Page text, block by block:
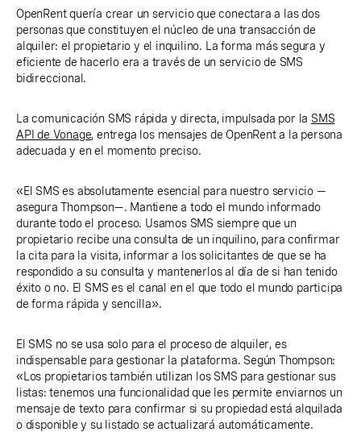
OpenRent quería crear un servicio que conectara a las dos
personas que constituyen el núcleo de una transacción de
alquiler: el propietario y el inquilino. La forma más segura y
eficiente de hacerlo era a través de un servicio de SMS
bidireccional.
La comunicación SMS rápida y directa, impulsada por la SMS
API de Vonage, entrega los mensajes de OpenRent a la persona
adecuada y en el momento preciso.
«El SMS es absolutamente esencial para nuestro servicio —
asegura Thompson—. Mantiene a todo el mundo informado
durante todo el proceso. Usamos SMS siempre que un
propietario recibe una consulta de un inquilino, para confirmar
la cita para la visita, informar a los solicitantes de que se ha
respondido a su consulta y mantenerlos al día de si han tenido
éxito o no. El SMS es el canal en el que todo el mundo participa
de forma rápida y sencilla».
El SMS no se usa solo para el proceso de alquiler, es
indispensable para gestionar la plataforma. Según Thompson:
«Los propietarios también utilizan los SMS para gestionar sus
listas: tenemos una funcionalidad que les permite enviarnos un
mensaje de texto para confirmar si su propiedad está alquilada
o disponible y su listado se actualizará automáticamente.